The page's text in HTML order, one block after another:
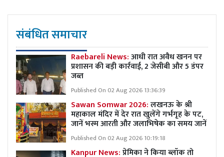
संबंधित समाचार
Raebareli News:आधी रात अवैध खनन पर
प्रशासन की बड़ी कार्रवाई, 2 जेसीबी और 5 डंपर
जब्त
Published On 02 Aug 2026 13:36:39
Sawan Somwar 2026:लखनऊ के श्री
महाकाल मंदिर में देर रात खुलेंगे गर्भगृह के पट,
जानें भस्म आरती और जलाभिषेक का समय जानें
Published On 02 Aug 2026 10:19:18
Kanpur News:प्रेमिका ने किया ब्लॉक तो